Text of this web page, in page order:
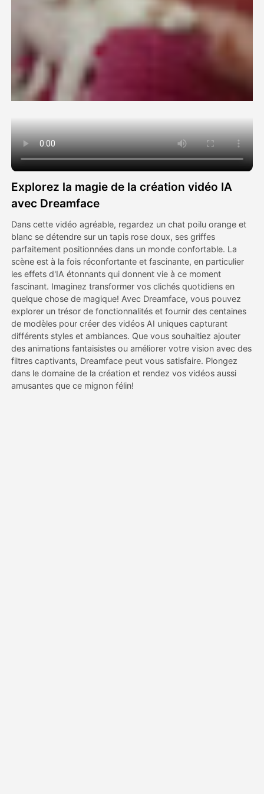
▼
AI vidéo
Photos d'IA
Voir tous les modèles
Galerie
Blog
Tarifs
API
Explorez la magie de la création vidéo IA
avec Dreamface
Dans cette vidéo agréable, regardez un chat poilu orange et
blanc se détendre sur un tapis rose doux, ses griffes
parfaitement positionnées dans un monde confortable. La
scène est à la fois réconfortante et fascinante, en particulier
les effets d'IA étonnants qui donnent vie à ce moment
fascinant. Imaginez transformer vos clichés quotidiens en
quelque chose de magique! Avec Dreamface, vous pouvez
explorer un trésor de fonctionnalités et fournir des centaines
de modèles pour créer des vidéos AI uniques capturant
différents styles et ambiances. Que vous souhaitiez ajouter
des animations fantaisistes ou améliorer votre vision avec des
filtres captivants, Dreamface peut vous satisfaire. Plongez
dans le domaine de la création et rendez vos vidéos aussi
amusantes que ce mignon félin!